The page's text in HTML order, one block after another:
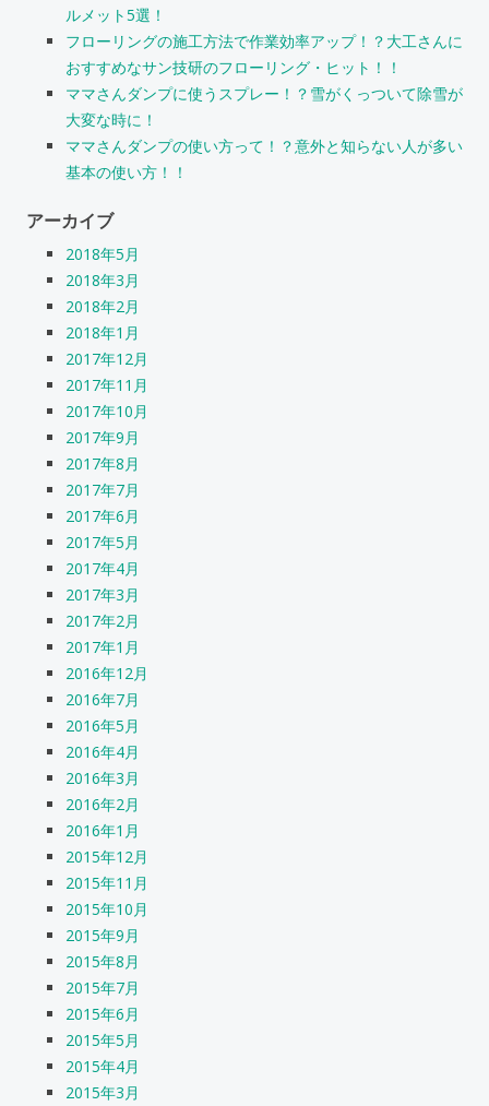
ルメット5選！
フローリングの施工方法で作業効率アップ！？大工さんに
おすすめなサン技研のフローリング・ヒット！！
ママさんダンプに使うスプレー！？雪がくっついて除雪が
大変な時に！
ママさんダンプの使い方って！？意外と知らない人が多い
基本の使い方！！
アーカイブ
2018年5月
2018年3月
2018年2月
2018年1月
2017年12月
2017年11月
2017年10月
2017年9月
2017年8月
2017年7月
2017年6月
2017年5月
2017年4月
2017年3月
2017年2月
2017年1月
2016年12月
2016年7月
2016年5月
2016年4月
2016年3月
2016年2月
2016年1月
2015年12月
2015年11月
2015年10月
2015年9月
2015年8月
2015年7月
2015年6月
2015年5月
2015年4月
2015年3月